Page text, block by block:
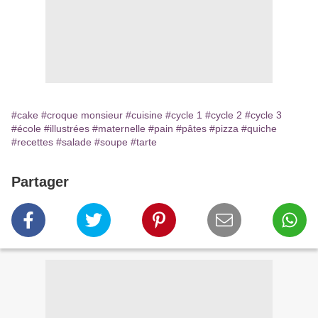
#cake #croque monsieur #cuisine #cycle 1 #cycle 2 #cycle 3
#école #illustrées #maternelle #pain #pâtes #pizza #quiche
#recettes #salade #soupe #tarte
Partager